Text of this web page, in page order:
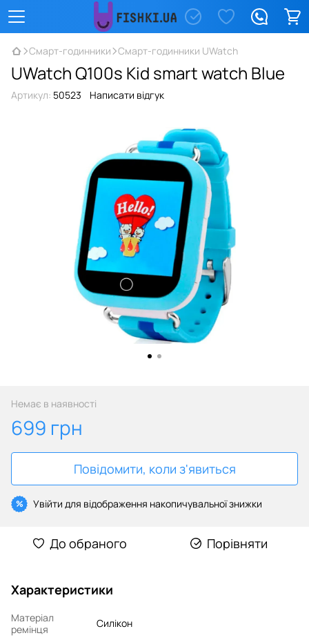
Смарт-годинники Смарт-годинники UWatch
UWatch Q100s Kid smart watch Blue
Артикул: 50523 Написати відгук
Немає в наявності
699 грн
Повідомити, коли з'явиться
% Увійти для відображення накопичувальної знижки
До обраного Порівняти
Характеристики
Матеріал
ремінця
Силікон